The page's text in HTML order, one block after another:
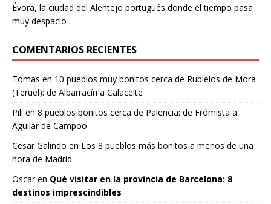
Évora, la ciudad del Alentejo portugués donde el tiempo pasa
muy despacio
COMENTARIOS RECIENTES
Tomas en 10 pueblos muy bonitos cerca de Rubielos de Mora
(Teruel): de Albarracín a Calaceite
Pili en 8 pueblos bonitos cerca de Palencia: de Frómista a
Aguilar de Campoo
Cesar Galindo en Los 8 pueblos más bonitos a menos de una
hora de Madrid
Oscaren Qué visitar en la provincia de Barcelona: 8
destinos imprescindibles